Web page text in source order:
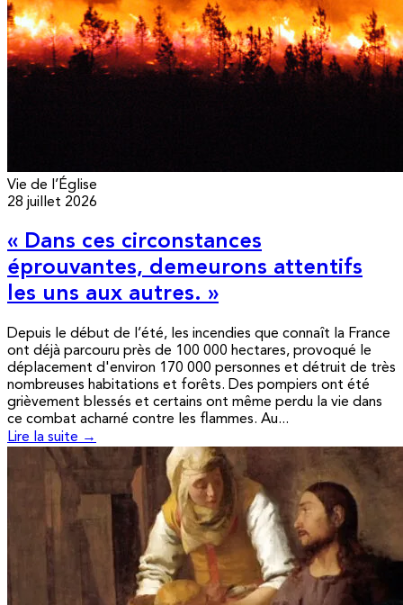
Vie de l’Église
28 juillet 2026
« Dans ces circonstances
éprouvantes, demeurons attentifs
les uns aux autres. »
Depuis le début de l’été, les incendies que connaît la France
ont déjà parcouru près de 100 000 hectares, provoqué le
déplacement d'environ 170 000 personnes et détruit de très
nombreuses habitations et forêts. Des pompiers ont été
grièvement blessés et certains ont même perdu la vie dans
ce combat acharné contre les flammes. Au...
Lire la suite →